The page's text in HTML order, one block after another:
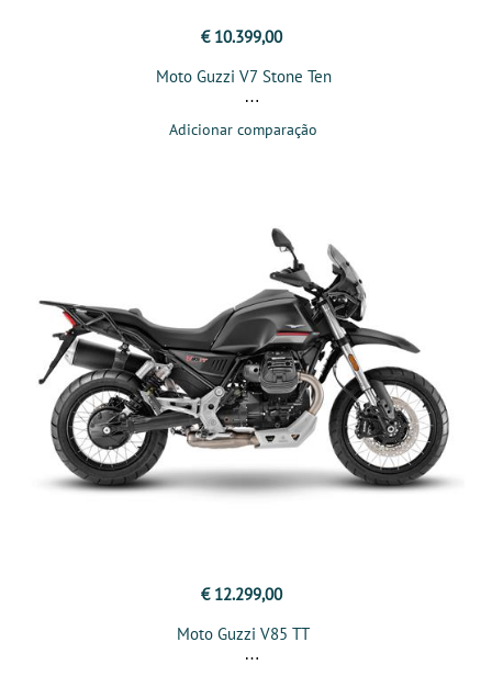
€ 10.399,00
Moto Guzzi V7 Stone Ten
Adicionar comparação
€ 12.299,00
Moto Guzzi V85 TT